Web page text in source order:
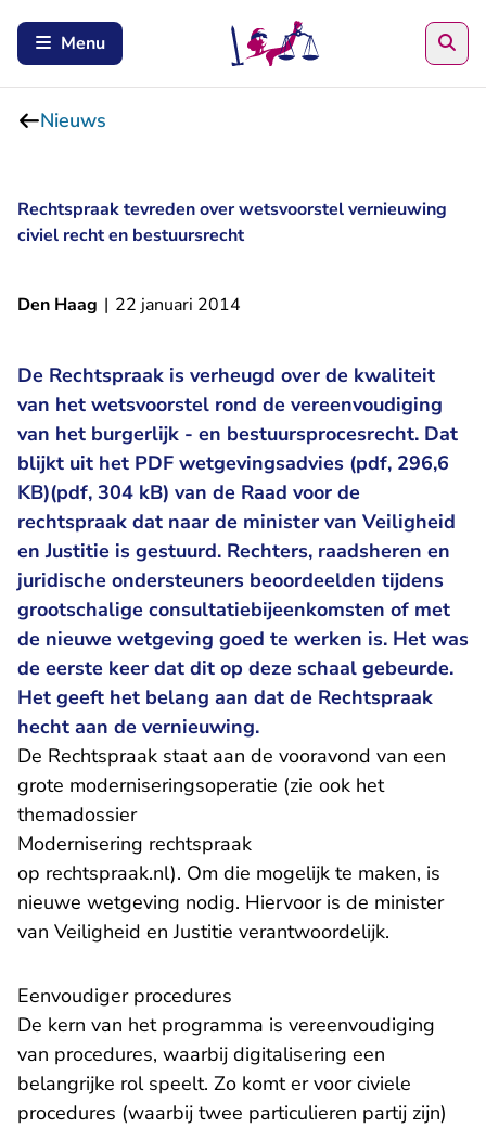
Menu
Nieuws
Rechtspraak tevreden over wetsvoorstel vernieuwing
civiel recht en bestuursrecht
Den Haag | 22 januari 2014
De Rechtspraak is verheugd over de kwaliteit
van het wetsvoorstel rond de vereenvoudiging
van het burgerlijk - en bestuursprocesrecht. Dat
blijkt uit het PDF wetgevingsadvies (pdf, 296,6
KB)(pdf, 304 kB) van de Raad voor de
rechtspraak dat naar de minister van Veiligheid
en Justitie is gestuurd. Rechters, raadsheren en
juridische ondersteuners beoordeelden tijdens
grootschalige consultatiebijeenkomsten of met
de nieuwe wetgeving goed te werken is. Het was
de eerste keer dat dit op deze schaal gebeurde.
Het geeft het belang aan dat de Rechtspraak
hecht aan de vernieuwing.
De Rechtspraak staat aan de vooravond van een
grote moderniseringsoperatie (zie ook het
themadossier
Modernisering rechtspraak
op rechtspraak.nl). Om die mogelijk te maken, is
nieuwe wetgeving nodig. Hiervoor is de minister
van Veiligheid en Justitie verantwoordelijk.
Eenvoudiger procedures
De kern van het programma is vereenvoudiging
van procedures, waarbij digitalisering een
belangrijke rol speelt. Zo komt er voor civiele
procedures (waarbij twee particulieren partij zijn)